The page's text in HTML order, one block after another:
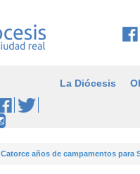
La Diócesis
Catorce años de campamentos para